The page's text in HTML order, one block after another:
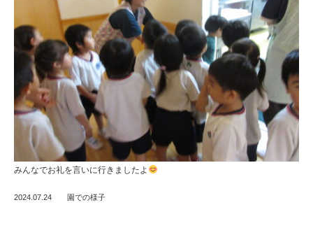
みんなでお礼を言いに行きましたよ
2024.07.24 園での様子